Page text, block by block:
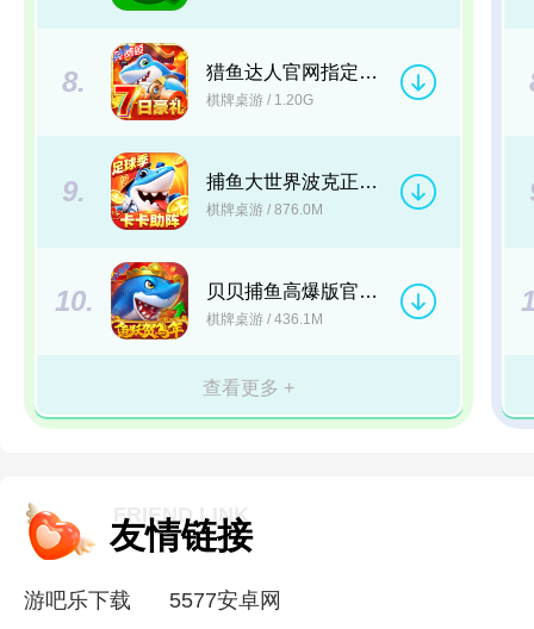
8. 猎鱼达人官网指定安卓版本v3.9.2.1
棋牌桌游 / 1.20G
9. 捕鱼大世界波克正版v6.02.10
棋牌桌游 / 876.0M
10. 贝贝捕鱼高爆版官方正式版下载v1.0.20049
棋牌桌游 / 436.1M
查看更多 +
FRIEND LINK
友情链接
游吧乐下载 5577安卓网